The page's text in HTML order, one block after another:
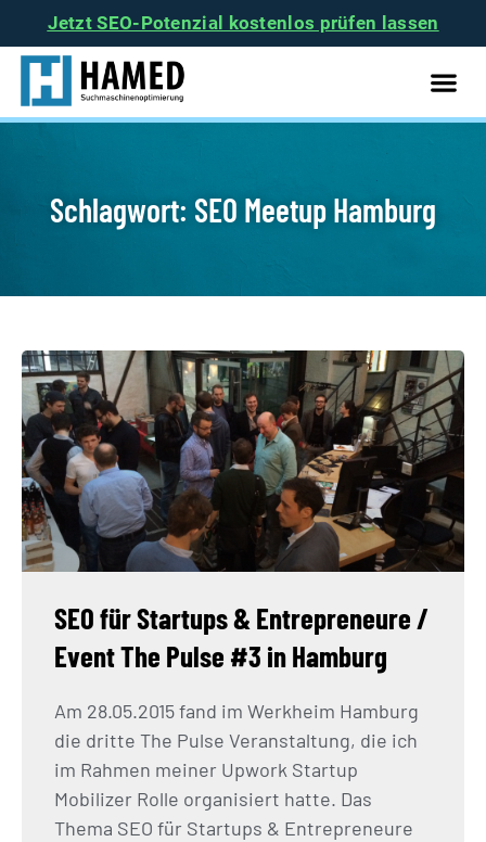
Jetzt SEO-Potenzial kostenlos prüfen lassen
Schlagwort: SEO Meetup Hamburg
SEO für Startups & Entrepreneure /
Event The Pulse #3 in Hamburg
Am 28.05.2015 fand im Werkheim Hamburg
die dritte The Pulse Veranstaltung, die ich
im Rahmen meiner Upwork Startup
Mobilizer Rolle organisiert hatte. Das
Thema SEO für Startups & Entrepreneure